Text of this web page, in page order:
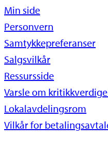
Min side
Personvern
Samtykkepreferanser
Salgsvilkår
Ressursside
Varsle om
Lokalavdelingsrom
Vilkår for